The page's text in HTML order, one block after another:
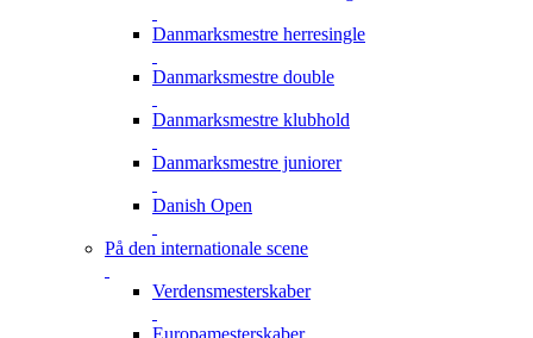
Danmarksmestre herresingle
Danmarksmestre double
Danmarksmestre klubhold
Danmarksmestre juniorer
Danish Open
På den internationale scene
Verdensmesterskaber
Europamesterskaber